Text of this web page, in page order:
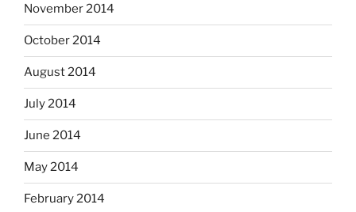
November 2014
October 2014
August 2014
July 2014
June 2014
May 2014
February 2014